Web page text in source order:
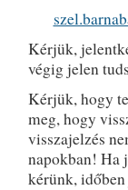
Kérjük,
végig jelen
Kérjük, hogy
meg, hogy
visszajelzés
napokban! Ha
kérünk,